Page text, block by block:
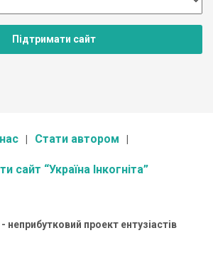
Підтримати сайт
Стати автором
сайт “Україна Інкогніта”
- неприбутковий проект ентузіастів